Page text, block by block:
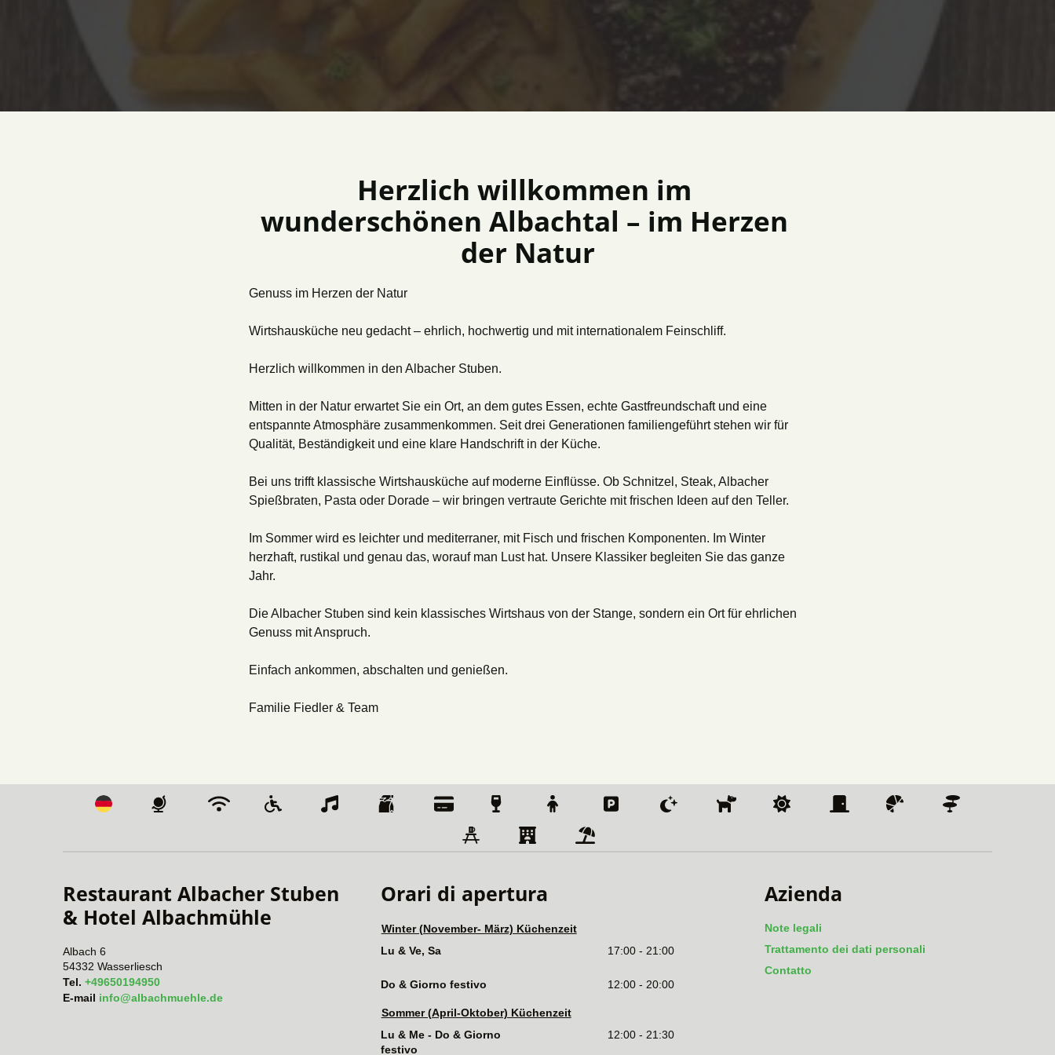
Herzlich willkommen im
wunderschönen Albachtal – im Herzen
der Natur
Genuss im Herzen der Natur
Wirtshausküche neu gedacht – ehrlich, hochwertig und mit internationalem Feinschliff.
Herzlich willkommen in den Albacher Stuben.
Mitten in der Natur erwartet Sie ein Ort, an dem gutes Essen, echte Gastfreundschaft und eine
entspannte Atmosphäre zusammenkommen. Seit drei Generationen familiengeführt stehen wir für
Qualität, Beständigkeit und eine klare Handschrift in der Küche.
Bei uns trifft klassische Wirtshausküche auf moderne Einflüsse. Ob Schnitzel, Steak, Albacher
Spießbraten, Pasta oder Dorade – wir bringen vertraute Gerichte mit frischen Ideen auf den Teller.
Im Sommer wird es leichter und mediterraner, mit Fisch und frischen Komponenten. Im Winter
herzhaft, rustikal und genau das, worauf man Lust hat. Unsere Klassiker begleiten Sie das ganze
Jahr.
Die Albacher Stuben sind kein klassisches Wirtshaus von der Stange, sondern ein Ort für ehrlichen
Genuss mit Anspruch.
Einfach ankommen, abschalten und genießen.
Familie Fiedler & Team
Restaurant Albacher Stuben
& Hotel Albachmühle
Albach 6
54332 Wasserliesch
Tel. +49650194950
E-mail info@albachmuehle.de
Orari di apertura
Winter (November- März) Küchenzeit
Lu & Ve, Sa
17:00 - 21:00
Do & Giorno festivo 12:00 - 20:00
Sommer (April-Oktober) Küchenzeit
Lu & Me - Do & Giorno
festivo
12:00 - 21:30
Azienda
Note legali
Trattamento dei dati personali
Contatto